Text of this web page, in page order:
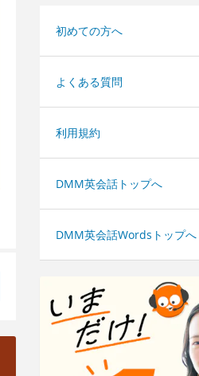
初めての方へ
よくある質問
利用規約
DMM英会話トップへ
DMM英会話Wordsトップへ